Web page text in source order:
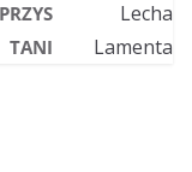
TANI